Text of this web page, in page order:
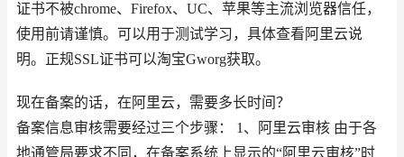
证书不被chrome、Firefox、UC、苹果等主流浏览器信任，
使用前请谨慎。可以用于测试学习，具体查看阿里云说
明。正规SSL证书可以淘宝Gworg获取。
现在备案的话，在阿里云，需要多长时间？
备案信息审核需要经过三个步骤： 1、阿里云审核 由于各
地通管局要求不同，在备案系统上显示的“阿里云审核”时